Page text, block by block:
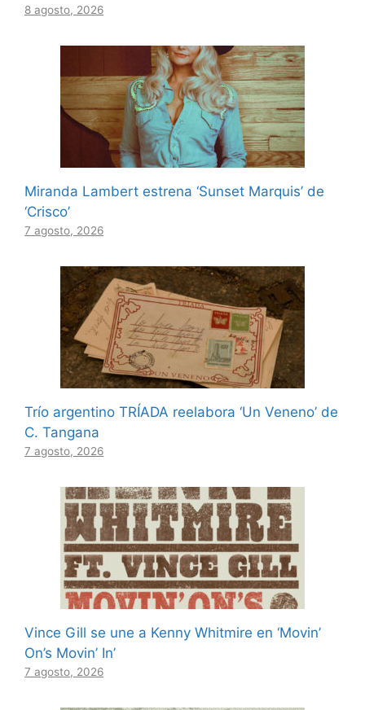
8 agosto, 2026
Miranda Lambert estrena ‘Sunset Marquis’ de
‘Crisco’
7 agosto, 2026
Trío argentino TRÍADA reelabora ‘Un Veneno’ de
C. Tangana
7 agosto, 2026
Vince Gill se une a Kenny Whitmire en ‘Movin’
On’s Movin’ In’
7 agosto, 2026